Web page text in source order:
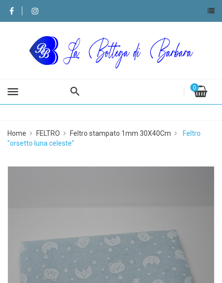
menu 0
Home FELTRO Feltro stampato 1mm 30X40Cm
Feltro
"orsetto luna celeste"